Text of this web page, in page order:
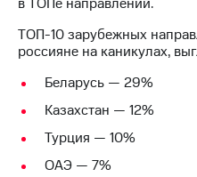
Корпоративный
секретарь
Раскрытие
информации
Информация
акционерам
Документы
ПАО
"МТС"
ТОП-10 зарубежных
россияне на каникулах,
Беларусь — 29%
Казахстан — 12%
Турция — 10%
ОАЭ — 7%